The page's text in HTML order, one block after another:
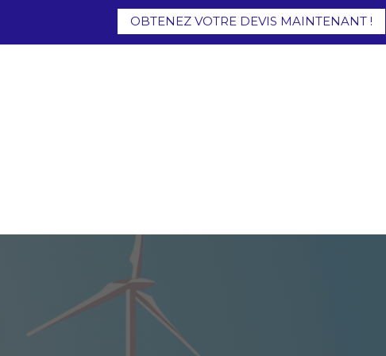
OBTENEZ VOTRE DEVIS MAINTENANT !